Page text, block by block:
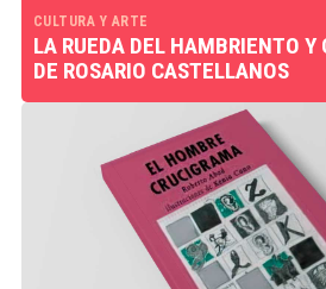
CULTURA Y ARTE
LA RUEDA DEL HAMBRIENTO Y
DE ROSARIO CASTELLANOS